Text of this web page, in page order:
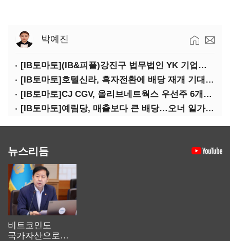
박예진
[IB토마토](IB&피플)강진구 법무법인 YK 기업거버넌스센터 센터장
[IB토마토]호텔신라, 흑자전환에 배당 재개 기대감…삼성생명도 웃을까
[IB토마토]CJ CGV, 올리브네트웍스 우선주 6개월 만에 상환…왜?
[IB토마토]예림당, 매출보다 큰 배당…오너 일가에 절반 간다
뉴스리듬
비트코인도
국가자산으로…'